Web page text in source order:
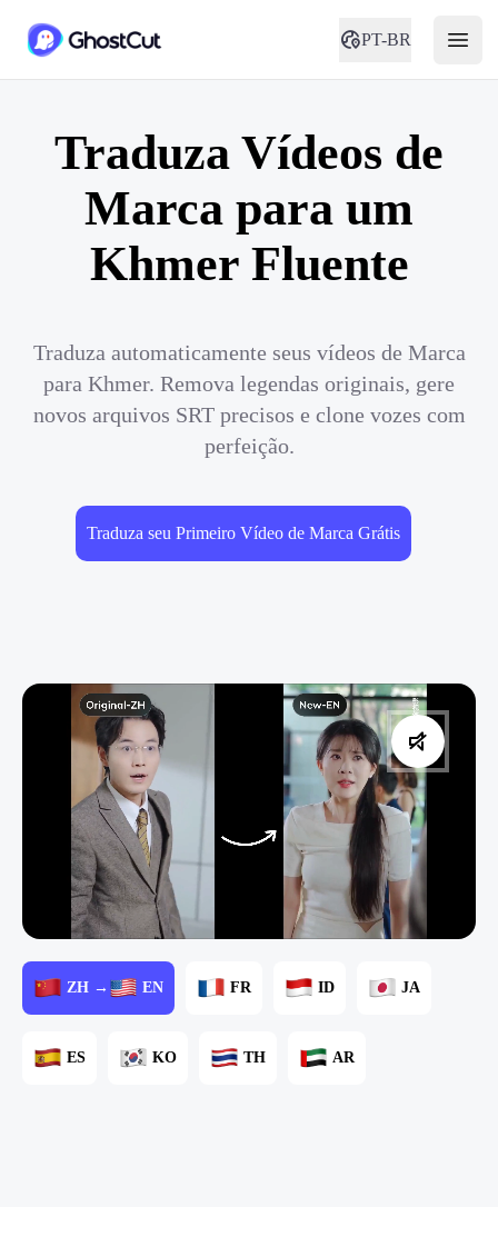
PT-BR
Traduza Vídeos de
Marca para um
Khmer Fluente
Traduza automaticamente seus vídeos de Marca
para Khmer. Remova legendas originais, gere
novos arquivos SRT precisos e clone vozes com
perfeição.
Traduza seu Primeiro Vídeo de Marca Grátis
ZH → EN FR ID JA
ES KO TH AR